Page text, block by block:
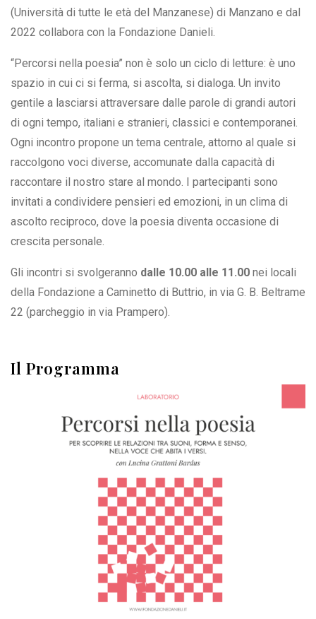
(Università di tutte le età del Manzanese) di Manzano e dal
2022 collabora con la Fondazione Danieli.
“Percorsi nella poesia” non è solo un ciclo di letture: è uno
spazio in cui ci si ferma, si ascolta, si dialoga. Un invito
gentile a lasciarsi attraversare dalle parole di grandi autori
di ogni tempo, italiani e stranieri, classici e contemporanei.
Ogni incontro propone un tema centrale, attorno al quale si
raccolgono voci diverse, accomunate dalla capacità di
raccontare il nostro stare al mondo. I partecipanti sono
invitati a condividere pensieri ed emozioni, in un clima di
ascolto reciproco, dove la poesia diventa occasione di
crescita personale.
Gli incontri si svolgeranno dalle 10.00 alle 11.00 nei locali
della Fondazione a Caminetto di Buttrio, in via G. B. Beltrame
22 (parcheggio in via Prampero).
Il Programma